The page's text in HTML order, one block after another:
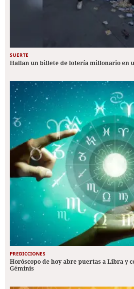
SUERTE
Hallan un billete de lotería millonario en
PREDICCIONES
Horóscopo de hoy abre puertas a Libra y
Géminis